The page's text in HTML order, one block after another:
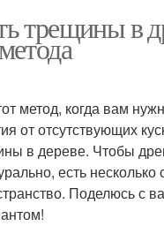
трещины в
метод, когда вам
от отсутствующих
в дереве. Чтобы
есть несколько
Поделюсь с